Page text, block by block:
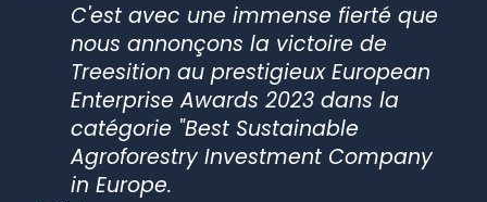
C'est avec une immense fierté que
nous annonçons la victoire de
Treesition au prestigieux European
Enterprise Awards 2023 dans la
catégorie "Best Sustainable
Agroforestry Investment Company
in Europe.